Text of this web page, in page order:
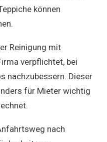
können
Reinigung mit
verpflichtet, bei
nachzubessern. Dieser
für Mieter wichtig
nach